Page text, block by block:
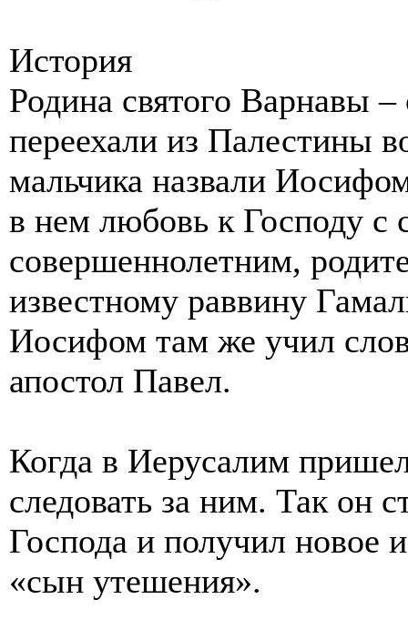
История
Родина святого Варнавы
переехали из Палестины
мальчика назвали
в нем любовь к Господу с
совершеннолетним,
известному раввину
Иосифом там же учил
апостол Павел.
Когда в Иерусалим
следовать за ним. Так он
Господа и получил новое
«сын утешения».